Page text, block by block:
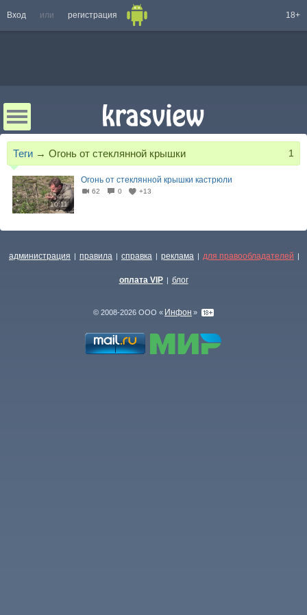
Вход или регистрация 18+
Теги → Огонь от стеклянной крышки 1
10:11
Огонь от стеклянной крышки кастрюли
62 0 +13
администрация | правила | справка | реклама | для правообладателей |
оплата VIP | блог
© 2008-2026 ООО « Инфон »